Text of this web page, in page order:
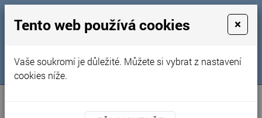
Obchodní podmínky
Kontakty
Sledujte nás na FB
Tento web používá cookies ×
Vaše soukromí je důležité. Můžete si vybrat z nastavení
cookies níže.